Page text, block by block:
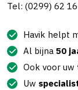
Tel: (0299) 62
Havik helpt
Al bijna 50
Ook voor uw
Uw